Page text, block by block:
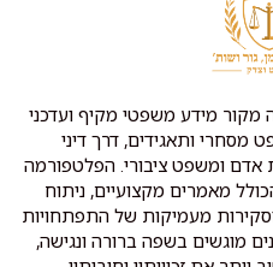
מקור מידע משפטי מקיף ועדכני
ותאגידים, דרך דיני
אדם ומשפט ציבורי. הפלטפורמה
מאמרים מקצועיים, ניתוח
מעמיקות של התפתחויות
מוגשים בשפה ברורה ונגישה,